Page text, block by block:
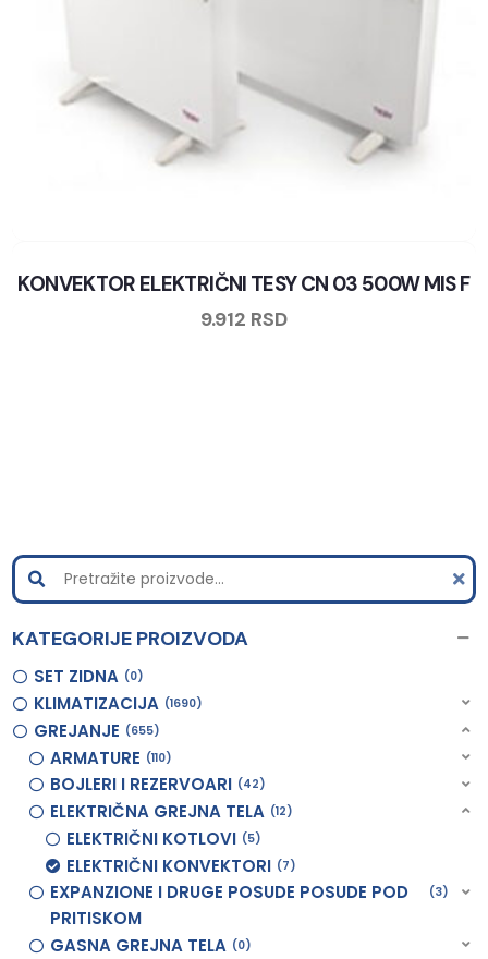
KONVEKTOR ELEKTRIČNI TESY CN 03 500W MIS F
9.912 RSD
KATEGORIJE PROIZVODA
SET ZIDNA 0
KLIMATIZACIJA 1690
GREJANJE 655
ARMATURE 110
BOJLERI I REZERVOARI 42
ELEKTRIČNA GREJNA TELA 12
ELEKTRIČNI KOTLOVI 5
ELEKTRIČNI KONVEKTORI 7
EXPANZIONE I DRUGE POSUDE POSUDE POD
PRITISKOM
3
GASNA GREJNA TELA 0